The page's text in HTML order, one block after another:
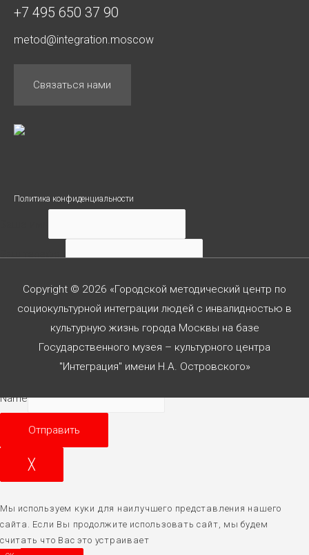
+7 495 650 37 90
metod@integration.moscow
Связаться нами
Политика конфиденциальности
Copyright © 2026 «Городской методический центр по
социокультурной интеграции людей с инвалидностью в
культурную жизнь города Москвы на базе
Государственного музея – культурного центра
"Интеграция" имени Н.А. Островского»
Name
Отправить
╳
Мы используем куки для наилучшего представления нашего
сайта. Если Вы продолжите использовать сайт, мы будем
считать что Вас это устраивает